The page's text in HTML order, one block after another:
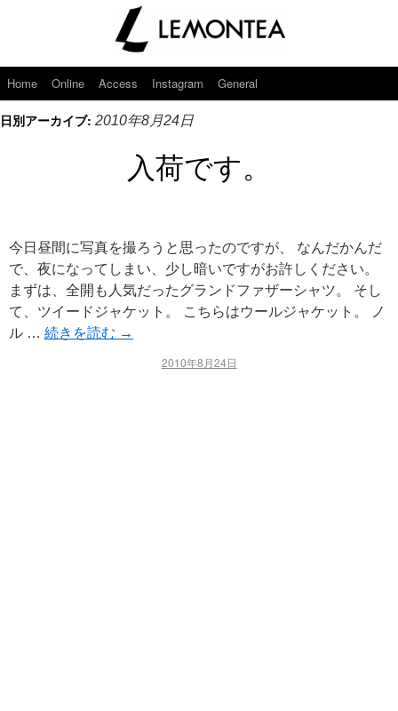
Home Online Access Instagram General
日別アーカイブ: 2010年8月24日
入荷です。
今日昼間に写真を撮ろうと思ったのですが、 なんだかんだ
で、夜になってしまい、少し暗いですがお許しください。
まずは、全開も人気だったグランドファザーシャツ。 そし
て、ツイードジャケット。 こちらはウールジャケット。 ノ
ル … 続きを読む →
2010年8月24日